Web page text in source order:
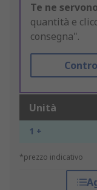
Te ne
quantità e
consegna".
Unità
1 +
*prezzo indicativo